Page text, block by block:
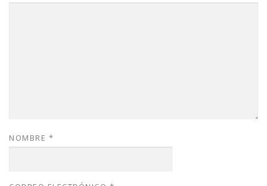
NOMBRE *